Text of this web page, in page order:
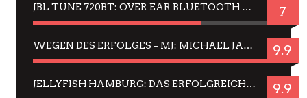
JBL TUNE 720BT: OVER EAR BLUETOOTH KOPFHÖRER UM DIE 50,-€ IM DAUER-TEST 7
WEGEN DES ERFOLGES – MJ: MICHAEL JACKSON MUSICAL IN EINER MATINEE SEHEN 9.9
JELLYFISH HAMBURG: DAS ERFOLGREICHE SOMMER-MENÜ 2025 IN GEFÜHLEN UND BILDERN 9.9